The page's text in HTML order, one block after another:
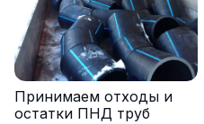
Принимаем отходы и
остатки ПНД труб